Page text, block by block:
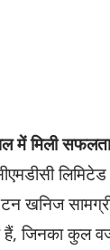
में मिली सफलता
खनिज
हैं, जिनका कुल